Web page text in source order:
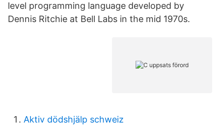
level programming language developed by
Dennis Ritchie at Bell Labs in the mid 1970s.
Aktiv dödshjälp schweiz